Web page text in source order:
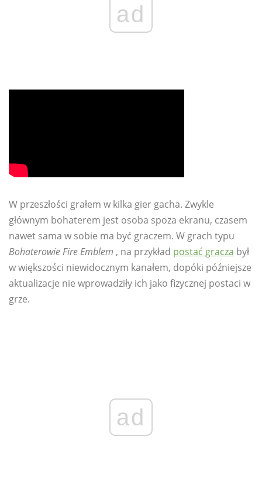
ad
W przeszłości grałem w kilka gier gacha. Zwykle
głównym bohaterem jest osoba spoza ekranu, czasem
nawet sama w sobie ma być graczem. W grach typu
Bohaterowie Fire Emblem , na przykład postać gracza był
w większości niewidocznym kanałem, dopóki późniejsze
aktualizacje nie wprowadziły ich jako fizycznej postaci w
grze.
ad